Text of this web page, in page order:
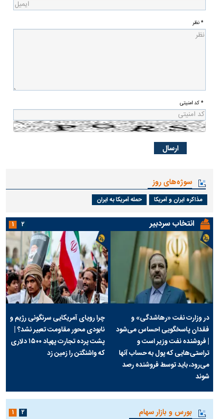
* نظر
* کد امنیتی
سوژه‌های روز
مذاکره ایران و آمریکا حمله آمریکا به ایران
انتخاب سردبیر
در وزارت نفت «رهاشدگی» و
فقدان پاسخگویی احساس می‌شود
| فروشنده نفت وزیر است و
تراستی‌هایی که پول به حساب آنها
می‌رود، باید توسط فروشنده رصد
شوند
چرا رویای آمریکایی سرنگونی رژیم و
نابودی محور مقاومت تعبیر نشد؟ |
پشت پرده تجارت پهپاد‌ ۱۵۰۰ دلاری
که واشنگتن را زمین زد
۱ ۲
بورس و بازار سهام ۱ ۲